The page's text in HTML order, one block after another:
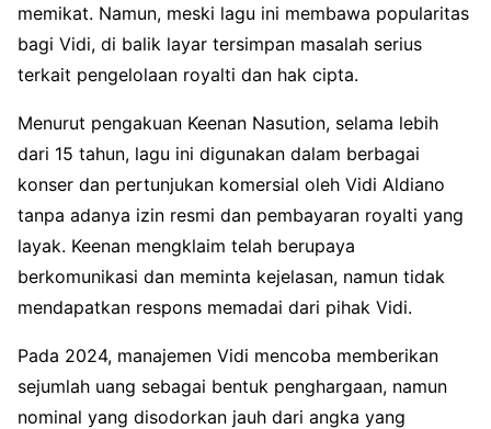
memikat. Namun, meski lagu ini membawa popularitas
bagi Vidi, di balik layar tersimpan masalah serius
terkait pengelolaan royalti dan hak cipta.
Menurut pengakuan Keenan Nasution, selama lebih
dari 15 tahun, lagu ini digunakan dalam berbagai
konser dan pertunjukan komersial oleh Vidi Aldiano
tanpa adanya izin resmi dan pembayaran royalti yang
layak. Keenan mengklaim telah berupaya
berkomunikasi dan meminta kejelasan, namun tidak
mendapatkan respons memadai dari pihak Vidi.
Pada 2024, manajemen Vidi mencoba memberikan
sejumlah uang sebagai bentuk penghargaan, namun
nominal yang disodorkan jauh dari angka yang